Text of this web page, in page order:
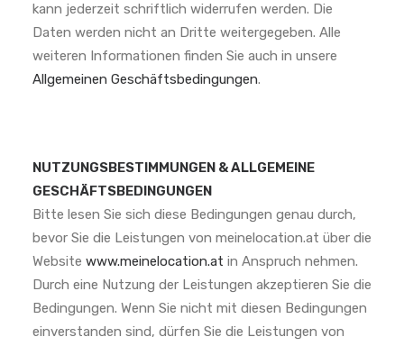
kann jederzeit schriftlich widerrufen werden. Die
Daten werden nicht an Dritte weitergegeben. Alle
weiteren Informationen finden Sie auch in unsere
Allgemeinen Geschäftsbedingungen.
NUTZUNGSBESTIMMUNGEN & ALLGEMEINE
GESCHÄFTSBEDINGUNGEN
Bitte lesen Sie sich diese Bedingungen genau durch,
bevor Sie die Leistungen von meinelocation.at über die
Website www.meinelocation.at in Anspruch nehmen.
Durch eine Nutzung der Leistungen akzeptieren Sie die
Bedingungen. Wenn Sie nicht mit diesen Bedingungen
einverstanden sind, dürfen Sie die Leistungen von